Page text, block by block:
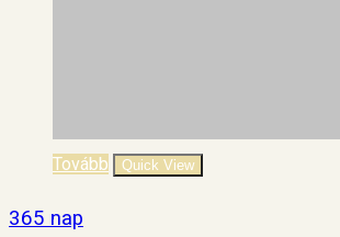
Tovább Quick View
365 nap